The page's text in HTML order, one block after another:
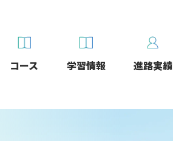
コース 学習情報 進路実績